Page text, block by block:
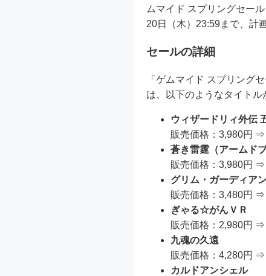
ムマイド スプリングセー
20日（木）23:59まで、計
セールの詳細
「ゲムマイド スプリング
は、以下のようなタイトル
ウィザードリィ外伝
販売価格：3,980円 ⇒
蒼き雷霆（アームド
販売価格：3,980円 ⇒
グリム・ガーディア
販売価格：3,480円 ⇒
ぎゃる☆がんＶＲ
販売価格：2,980円 ⇒
九魂の久遠
販売価格：4,280円 ⇒
カルドアンシェル